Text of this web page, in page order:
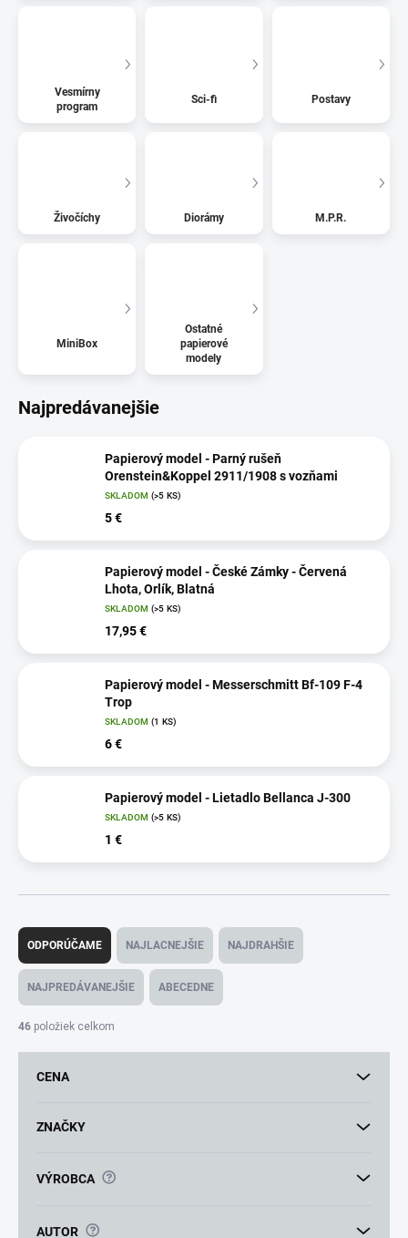
Vesmírny
program
Sci-fi Postavy
Živočíchy Diorámy M.P.R.
MiniBox
Ostatné
papierové
modely
Najpredávanejšie
Papierový model - Parný rušeň
Orenstein&Koppel 2911/1908 s vozňami
SKLADOM (>5 KS)
5 €
Papierový model - České Zámky - Červená
Lhota, Orlík, Blatná
SKLADOM (>5 KS)
17,95 €
Papierový model - Messerschmitt Bf-109 F-4
Trop
SKLADOM (1 KS)
6 €
Papierový model - Lietadlo Bellanca J-300
SKLADOM (>5 KS)
1 €
R
d
n
i
ODPORÚČAME NAJLACNEJŠIE NAJDRAHŠIE
NAJPREDÁVANEJŠIE ABECEDNE
46 položiek celkom
CENA
ZNAČKY
VÝROBCA ?
AUTOR ?